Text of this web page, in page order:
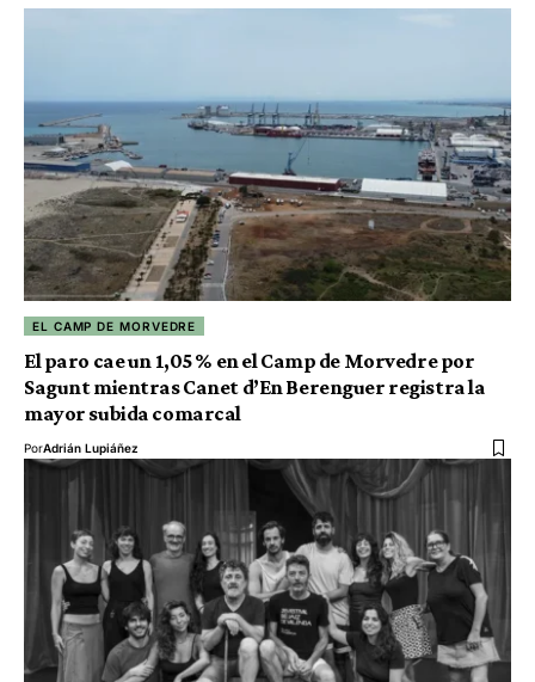
EL CAMP DE MORVEDRE
El paro cae un 1,05 % en el Camp de Morvedre por
Sagunt mientras Canet d’En Berenguer registra la
mayor subida comarcal
PorAdrián Lupiáñez